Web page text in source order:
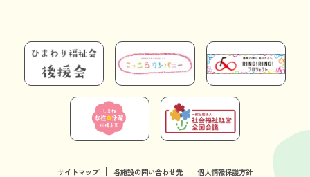
サイトマップ 各施設の問い合わせ先 個人情報保護方針